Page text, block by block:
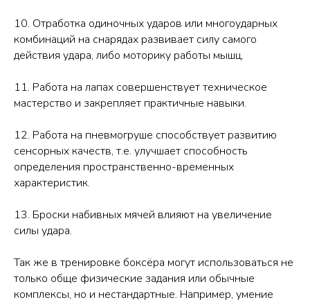
10. Отработка одиночных ударов или многоударных
комбинаций на снарядах развивает силу самого
действия удара, либо моторику работы мышц.
11. Работа на лапах совершенствует техническое
мастерство и закрепляет практичные навыки.
12. Работа на пневмогруше способствует развитию
сенсорных качеств, т.е. улучшает способность
определения пространственно-временных
характеристик.
13. Броски набивных мячей влияют на увеличение
силы удара.
Так же в тренировке боксёра могут использоваться не
только обще физические задания или обычные
комплексы, но и нестандартные. Например, умение